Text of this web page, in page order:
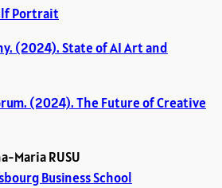
Portrait
(2024). State of AI Art and
(2024). The Future of Creative
Maria RUSU
Business School